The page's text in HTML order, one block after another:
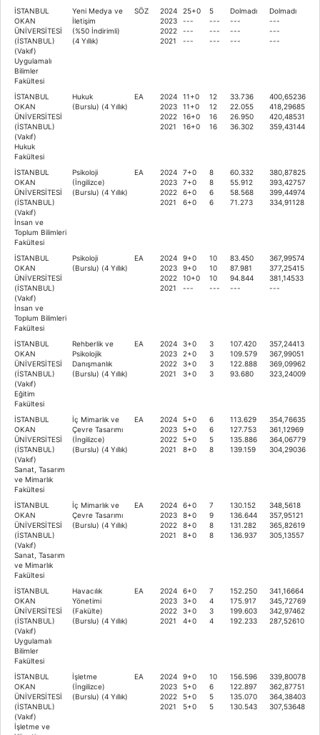
İSTANBUL
OKAN
ÜNİVERSİTESİ
(İSTANBUL)
(Vakıf)
Uygulamalı
Bilimler
Fakültesi
Yeni Medya ve
İletişim
(%50 İndirimli)
(4 Yıllık)
SÖZ
2024
2023
2022
2021
25+0
---
---
---
5
---
---
---
Dolmadı
---
---
---
Dolmadı
---
---
---
İSTANBUL
OKAN
ÜNİVERSİTESİ
(İSTANBUL)
(Vakıf)
Hukuk
Fakültesi
Hukuk
(Burslu) (4 Yıllık)
EA
2024
2023
2022
2021
11+0
11+0
16+0
16+0
12
12
16
16
33.736
22.055
26.950
36.302
400,65236
418,29685
420,48531
359,43144
İSTANBUL
OKAN
ÜNİVERSİTESİ
(İSTANBUL)
(Vakıf)
İnsan ve
Toplum Bilimleri
Fakültesi
Psikoloji
(İngilizce)
(Burslu) (4 Yıllık)
EA
2024
2023
2022
2021
7+0
7+0
6+0
6+0
8
8
6
6
60.332
55.912
58.568
71.273
380,87825
393,42757
399,44974
334,91128
İSTANBUL
OKAN
ÜNİVERSİTESİ
(İSTANBUL)
(Vakıf)
İnsan ve
Toplum Bilimleri
Fakültesi
Psikoloji
(Burslu) (4 Yıllık)
EA
2024
2023
2022
2021
9+0
9+0
10+0
---
10
10
10
---
83.450
87.981
94.844
---
367,99574
377,25415
381,14533
---
İSTANBUL
OKAN
ÜNİVERSİTESİ
(İSTANBUL)
(Vakıf)
Eğitim
Fakültesi
Rehberlik ve
Psikolojik
Danışmanlık
(Burslu) (4 Yıllık)
EA
2024
2023
2022
2021
3+0
2+0
3+0
3+0
3
3
3
3
107.420
109.579
122.888
93.680
357,24413
367,99051
369,09962
323,24009
İSTANBUL
OKAN
ÜNİVERSİTESİ
(İSTANBUL)
(Vakıf)
Sanat, Tasarım
ve Mimarlık
Fakültesi
İç Mimarlık ve
Çevre Tasarımı
(İngilizce)
(Burslu) (4 Yıllık)
EA
2024
2023
2022
2021
5+0
5+0
5+0
8+0
6
6
5
8
113.629
127.753
135.886
139.159
354,76635
361,12969
364,06779
304,29036
İSTANBUL
OKAN
ÜNİVERSİTESİ
(İSTANBUL)
(Vakıf)
Sanat, Tasarım
ve Mimarlık
Fakültesi
İç Mimarlık ve
Çevre Tasarımı
(Burslu) (4 Yıllık)
EA
2024
2023
2022
2021
6+0
8+0
8+0
8+0
7
9
8
8
130.152
136.644
131.282
136.937
348,5618
357,95121
365,82619
305,13557
İSTANBUL
OKAN
ÜNİVERSİTESİ
(İSTANBUL)
(Vakıf)
Uygulamalı
Bilimler
Fakültesi
Havacılık
Yönetimi
(Fakülte)
(Burslu) (4 Yıllık)
EA
2024
2023
2022
2021
6+0
3+0
3+0
4+0
7
4
3
4
152.250
175.917
199.603
192.233
341,16664
345,72769
342,97462
287,52610
İSTANBUL
OKAN
ÜNİVERSİTESİ
(İSTANBUL)
(Vakıf)
İşletme ve
İşletme
(İngilizce)
(Burslu) (4 Yıllık)
EA
2024
2023
2022
2021
9+0
5+0
5+0
5+0
10
6
5
5
156.596
122.897
135.070
130.543
339,80078
362,87751
364,38403
307,53648